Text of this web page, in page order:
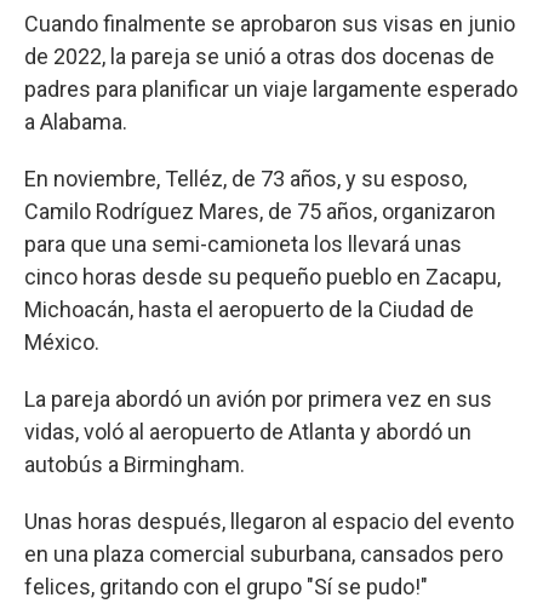
Cuando finalmente se aprobaron sus visas en junio
de 2022, la pareja se unió a otras dos docenas de
padres para planificar un viaje largamente esperado
a Alabama.
En noviembre, Telléz, de 73 años, y su esposo,
Camilo Rodríguez Mares, de 75 años, organizaron
para que una semi-camioneta los llevará unas
cinco horas desde su pequeño pueblo en Zacapu,
Michoacán, hasta el aeropuerto de la Ciudad de
México.
La pareja abordó un avión por primera vez en sus
vidas, voló al aeropuerto de Atlanta y abordó un
autobús a Birmingham.
Unas horas después, llegaron al espacio del evento
en una plaza comercial suburbana, cansados pero
felices, gritando con el grupo "Sí se pudo!"